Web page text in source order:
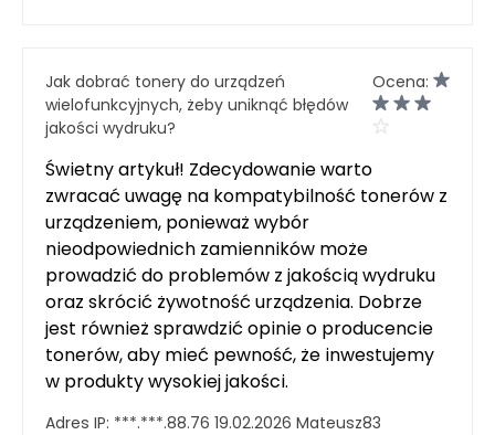
Jak dobrać tonery do urządzeń
wielofunkcyjnych, żeby uniknąć błędów
jakości wydruku?
Ocena:
Świetny artykuł! Zdecydowanie warto
zwracać uwagę na kompatybilność tonerów z
urządzeniem, ponieważ wybór
nieodpowiednich zamienników może
prowadzić do problemów z jakością wydruku
oraz skrócić żywotność urządzenia. Dobrze
jest również sprawdzić opinie o producencie
tonerów, aby mieć pewność, że inwestujemy
w produkty wysokiej jakości.
Adres IP: ***.***.88.76 19.02.2026 Mateusz83